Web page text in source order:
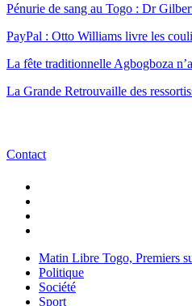
Pénurie de sang au Togo : Dr
PayPal : Otto Williams livre les
La fête traditionnelle Agbogboza
La Grande Retrouvaille des
Contact
Matin Libre Togo, Premiers
Politique
Société
Sport